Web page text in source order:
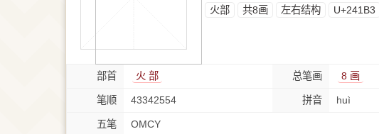
⽕部 共8画 左右结构 U+241B3
部首 ⽕ 部 总笔画 8 画
笔顺 43342554 拼音 huì
五笔 OMCY